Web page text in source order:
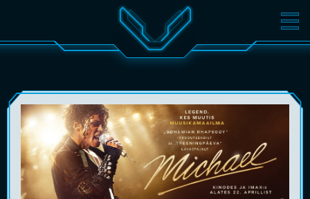
FILMID PILETID
KONVERENTS V-KLUBI
KINKEKAARDID